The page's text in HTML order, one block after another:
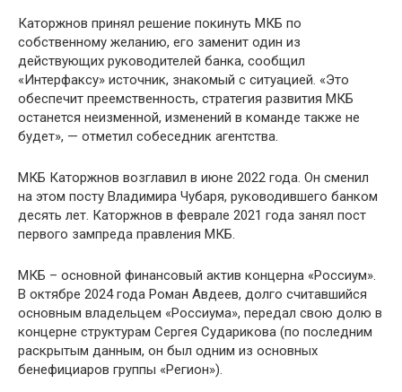
Каторжнов принял решение покинуть МКБ по
собственному желанию, его заменит один из
действующих руководителей банка, сообщил
«Интерфаксу» источник, знакомый с ситуацией. «Это
обеспечит преемственность, стратегия развития МКБ
останется неизменной, изменений в команде также не
будет», — отметил собеседник агентства.
МКБ Каторжнов возглавил в июне 2022 года. Он сменил
на этом посту Владимира Чубаря, руководившего банком
десять лет. Каторжнов в феврале 2021 года занял пост
первого зампреда правления МКБ.
МКБ – основной финансовый актив концерна «Россиум».
В октябре 2024 года Роман Авдеев, долго считавшийся
основным владельцем «Россиума», передал свою долю в
концерне структурам Сергея Сударикова (по последним
раскрытым данным, он был одним из основных
бенефициаров группы «Регион»).